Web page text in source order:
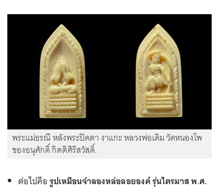
พระแม่ธรณี หลังพระปิดตา งาแกะ หลวงพ่อเดิม วัดหนองโพ
ของอนุศักดิ์ กิตติศิริสวัสดิ์.
ต่อไปคือ รูปเหมือนจำลองหล่อลอยองค์ รุ่นไตรมาส พ.ศ.